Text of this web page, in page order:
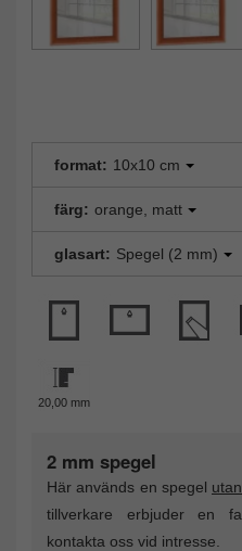
format: 10x10 cm
färg: orange, matt
glasart: Spegel (2 mm)
20,00 mm
2 mm spegel
Här används en spegel
tillverkare erbjuder en
kontakta oss vid intresse.